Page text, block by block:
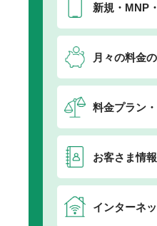
新規・MNP
月々の料金
料金プラン
お客さま情
インターネ